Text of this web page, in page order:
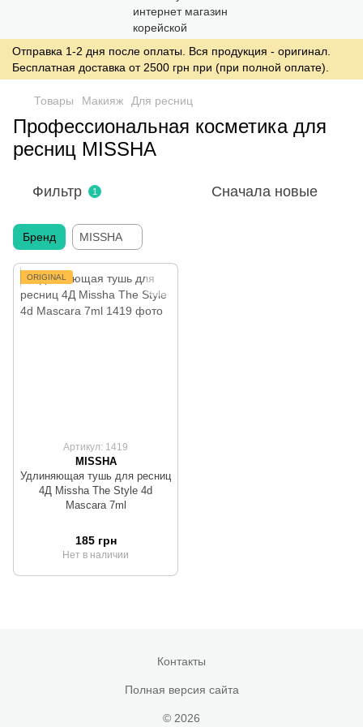
Отправка 1-2 дня после оплаты. Вся продукция - оригинал.
Бесплатная доставка от 2500 грн при (при полной оплате).
Товары Макияж Для ресниц
Профессиональная косметика для
ресниц MISSHA
Фильтр 1 Сначала новые
Бренд MISSHA
ORIGINAL
Артикул: 1419
MISSHA
Удлиняющая тушь для ресниц
4Д Missha The Style 4d
Mascara 7ml
185 грн
Нет в наличии
Контакты
Полная версия сайта
© 2026